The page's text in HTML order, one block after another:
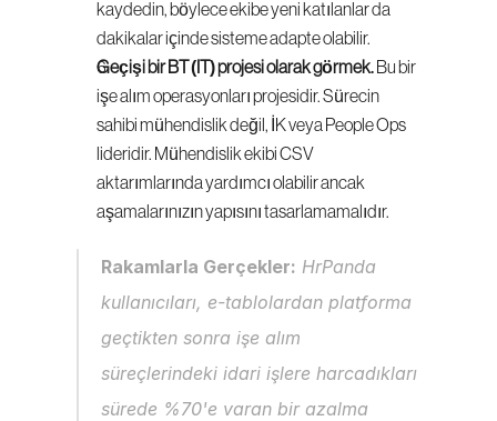
kaydedin, böylece ekibe yeni katılanlar da
dakikalar içinde sisteme adapte olabilir.
Geçişi bir BT (IT) projesi olarak görmek. Bu bir
işe alım operasyonları projesidir. Sürecin
sahibi mühendislik değil, İK veya People Ops
lideridir. Mühendislik ekibi CSV
aktarımlarında yardımcı olabilir ancak
aşamalarınızın yapısını tasarlamamalıdır.
Rakamlarla Gerçekler: HrPanda
kullanıcıları, e-tablolardan platforma
geçtikten sonra işe alım
süreçlerindeki idari işlere harcadıkları
sürede %70'e varan bir azalma